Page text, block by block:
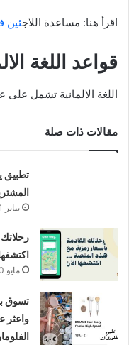
اقرأ هنا: مساعدة اللاجئين
قواعد اللغة
اللغة الالمانية تشمل على
مقالات ذات صلة
تطبيق
يناير 11, 2026
مايو 10, 2025
تسوق
واعثر